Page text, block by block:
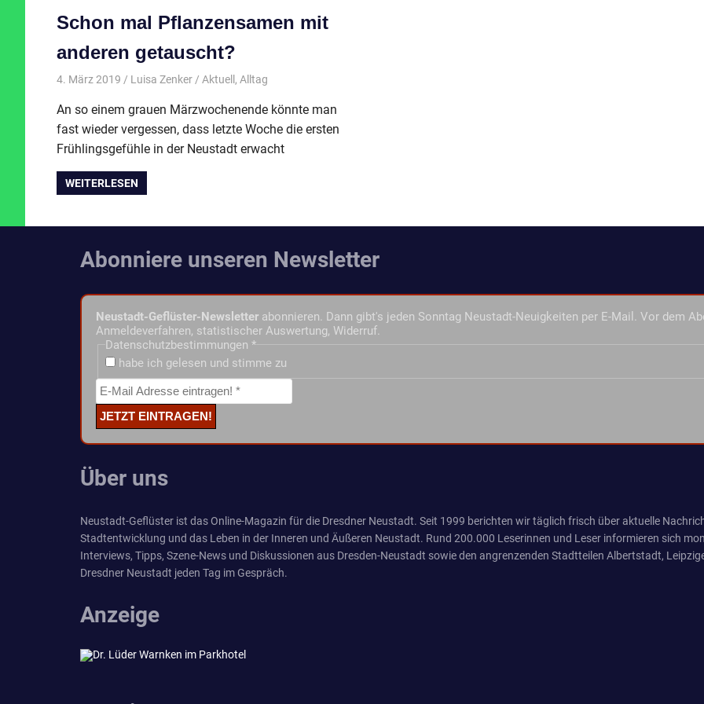
Schon mal Pflanzensamen mit
anderen getauscht?
4. März 2019 Luisa Zenker Aktuell, Alltag
An so einem grauen Märzwochenende könnte man
fast wieder vergessen, dass letzte Woche die ersten
Frühlingsgefühle in der Neustadt erwacht
WEITERLESEN
Abonniere unseren Newsletter
Neustadt-Geflüster-Newsletter abonnieren. Dann gibt's jeden Sonntag Neustadt-Neuigkeiten per E-Mail. Vor dem
Anmeldeverfahren, statistischer Auswertung, Widerruf.
Datenschutzbestimmungen *
habe ich gelesen und stimme zu
Über uns
Neustadt-Geflüster ist das Online-Magazin für die Dresdner Neustadt. Seit 1999 berichten wir täglich frisch über aktuelle
Stadtentwicklung und das Leben in der Inneren und Äußeren Neustadt. Rund 200.000 Leserinnen und Leser informieren sich
Interviews, Tipps, Szene-News und Diskussionen aus Dresden-Neustadt sowie den angrenzenden Stadtteilen Albertstadt,
Dresdner Neustadt jeden Tag im Gespräch.
Anzeige